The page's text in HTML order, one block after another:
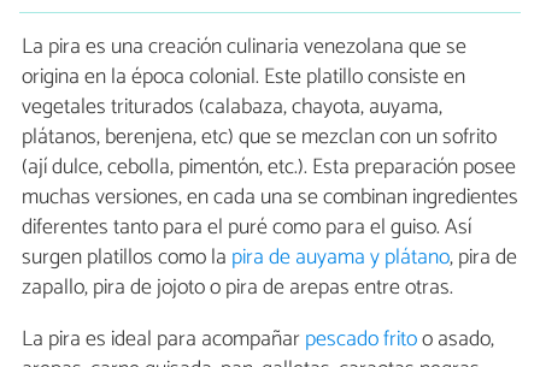
La pira es una creación culinaria venezolana que se
origina en la época colonial. Este platillo consiste en
vegetales triturados (calabaza, chayota, auyama,
plátanos, berenjena, etc) que se mezclan con un sofrito
(ají dulce, cebolla, pimentón, etc.). Esta preparación posee
muchas versiones, en cada una se combinan ingredientes
diferentes tanto para el puré como para el guiso. Así
surgen platillos como la pira de auyama y plátano, pira de
zapallo, pira de jojoto o pira de arepas entre otras.
La pira es ideal para acompañarpescado fritoo asado,